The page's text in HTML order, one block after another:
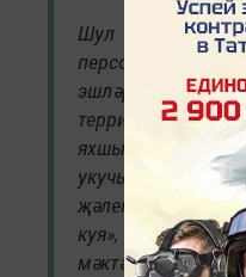
Шул ук
персоналы да үз
эшләре белән
яхшыртуга зур
укучылар һәм
җәлеп итүчән
куя», – дип
мәктәбеннән.